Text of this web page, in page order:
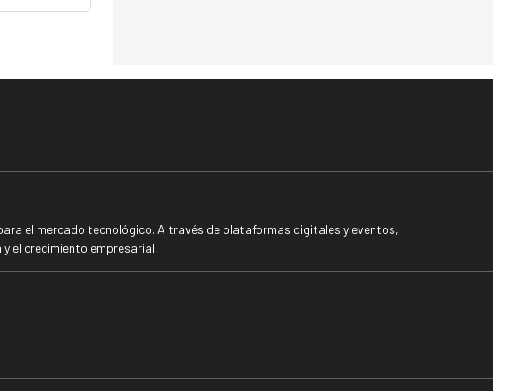
el mercado tecnológico. A través de plataformas digitales y eventos,
el crecimiento empresarial.